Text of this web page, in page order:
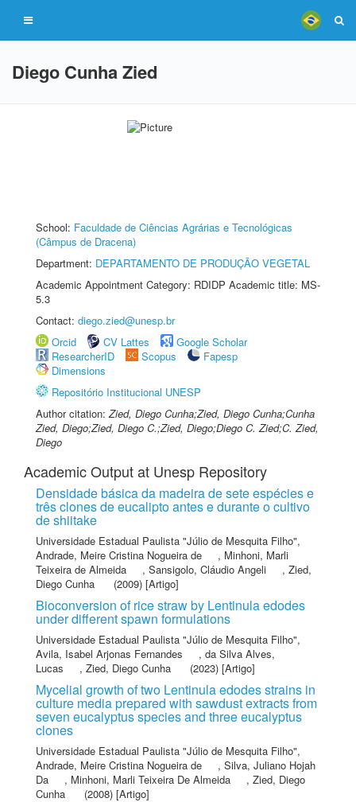
Diego Cunha Zied
School: Faculdade de Ciências Agrárias e Tecnológicas
(Câmpus de Dracena)
Department: DEPARTAMENTO DE PRODUÇÃO VEGETAL
Academic Appointment Category: RDIDP Academic title: MS-
5.3
Contact: diego.zied@unesp.br
Orcid
CV Lattes
Google Scholar
ResearcherID
Scopus
Fapesp
Dimensions
Repositório Institucional UNESP
Author citation:Zied, Diego Cunha;Zied, Diego Cunha;Cunha
Zied, Diego;Zied, Diego C.;Zied, Diego;Diego C. Zied;C. Zied,
Diego
Academic Output at Unesp Repository
Densidade básica da madeira de sete espécies e
três clones de eucalipto antes e durante o cultivo
de shiitake
Universidade Estadual Paulista "Júlio de Mesquita Filho",
Andrade, Meire Cristina Nogueira de
, Minhoni, Marli
Teixeira de Almeida
, Sansigolo, Cláudio Angeli , Zied,
Diego Cunha
(2009) [Artigo]
Bioconversion of rice straw by Lentinula edodes
under different spawn formulations
Universidade Estadual Paulista "Júlio de Mesquita Filho",
Avila, Isabel Arjonas Fernandes
, da Silva Alves,
Lucas
, Zied, Diego Cunha (2023) [Artigo]
Mycelial growth of two Lentinula edodes strains in
culture media prepared with sawdust extracts from
seven eucalyptus species and three eucalyptus
clones
Universidade Estadual Paulista "Júlio de Mesquita Filho",
Andrade, Meire Cristina Nogueira de
, Silva, Juliano Hojah
Da
, Minhoni, Marli Teixeira De Almeida , Zied, Diego
Cunha
(2008) [Artigo]